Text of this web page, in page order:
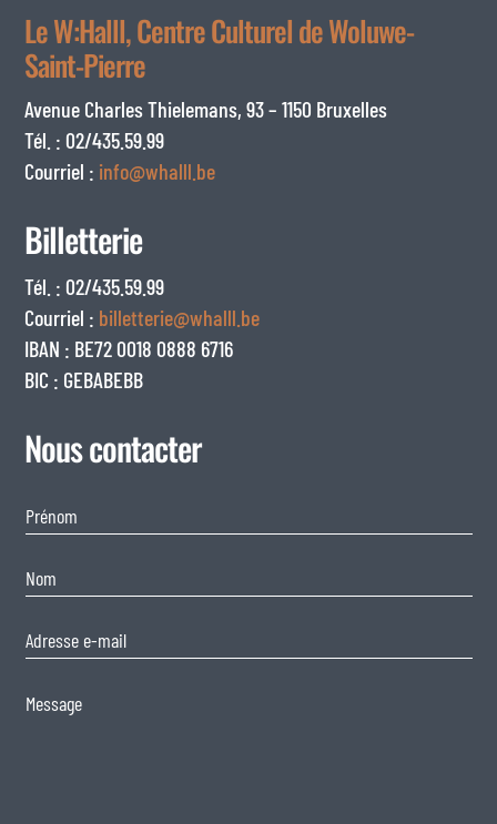
Le W:Halll, Centre Culturel de Woluwe-
Saint-Pierre
Avenue Charles Thielemans, 93 – 1150 Bruxelles
Tél. : 02/435.59.99
Courriel : info@whalll.be
Billetterie
Tél. : 02/435.59.99
Courriel : billetterie@whalll.be
IBAN : BE72 0018 0888 6716
BIC : GEBABEBB
Nous contacter